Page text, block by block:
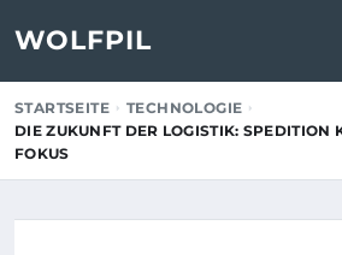
WOLFPIL
STARTSEITE
TECHNOLOGIE
DIE ZUKUNFT DER LOGISTIK: SPEDITION
FOKUS